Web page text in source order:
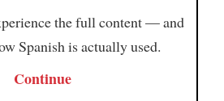
the full content — and
Spanish is actually used.
Continue